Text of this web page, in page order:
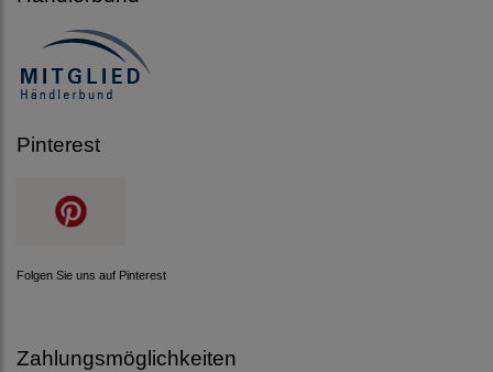
Pinterest
Folgen Sie uns auf Pinterest
Zahlungsmöglichkeiten